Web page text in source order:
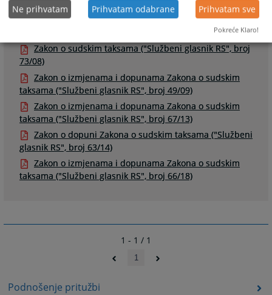
Podnošenje pritužbi
Zakon o sudskim taksama ("Službeni glasnik RS", broj
73/08)
Zakon o izmjenama i dopunama Zakona o sudskim
taksama ("Službeni glasnik RS", broj 49/09)
Zakon o izmjenama i dopunama Zakona o sudskim
taksama ("Službeni glasnik RS", broj 67/13)
Zakon o dopuni Zakona o sudskim taksama ("Službeni
glasnik RS", broj 63/14)
Zakon o izmjenama i dopunama Zakona o sudskim
taksama ("Službeni glasnik RS", broj 66/18)
1 - 1 / 1
1
Ne prihvatam Prihvatam odabrane Prihvatam sve
Pokreće Klaro!